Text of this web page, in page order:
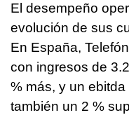
El desempeño
evolución de sus
En España,
con ingresos de
% más, y un
también un 2 %